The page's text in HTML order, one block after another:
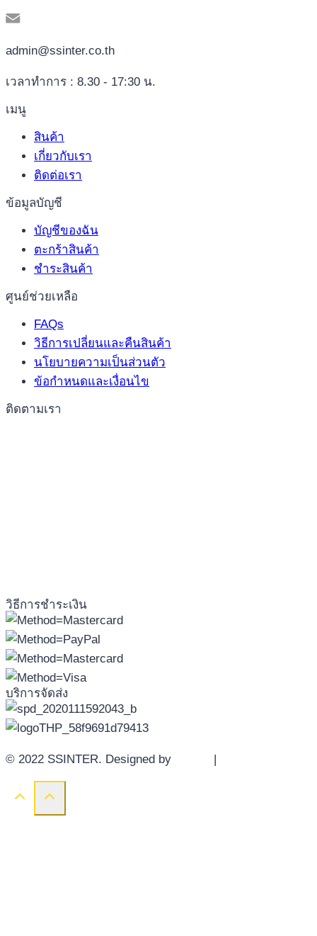
admin@ssinter.co.th
เวลาทำการ : 8.30 - 17:30 น.
เมนู
สินค้า
เกี่ยวกับเรา
ติดต่อเรา
ข้อมูลบัญชี
บัญชีของฉัน
ตะกร้าสินค้า
ชำระสินค้า
ศูนย์ช่วยเหลือ
FAQs
วิธีการเปลี่ยนและคืนสินค้า
นโยบายความเป็นส่วนตัว
ข้อกำหนดและเงื่อนไข
ติดตามเรา
วิธีการชำระเงิน
บริการจัดส่ง
© 2022 SSINTER. Designed by |